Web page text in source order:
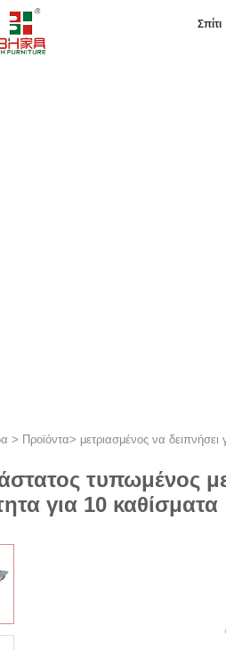
Σπίτι
> Προϊόντα> μετριασμένος να δειπνήσει
τυπωμένος
για 10 καθίσματα